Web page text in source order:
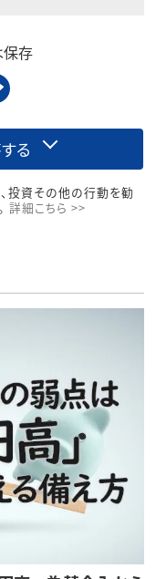
保存
る
投資その他の行動を勧
詳細こちら >>